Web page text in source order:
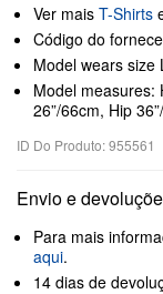
Ver mais T-Shirts
Código do
Model wears size
Model measures:
26”/66cm, Hip
ID Do Produto: 955561
Envio e
Para mais
aqui.
14 dias de